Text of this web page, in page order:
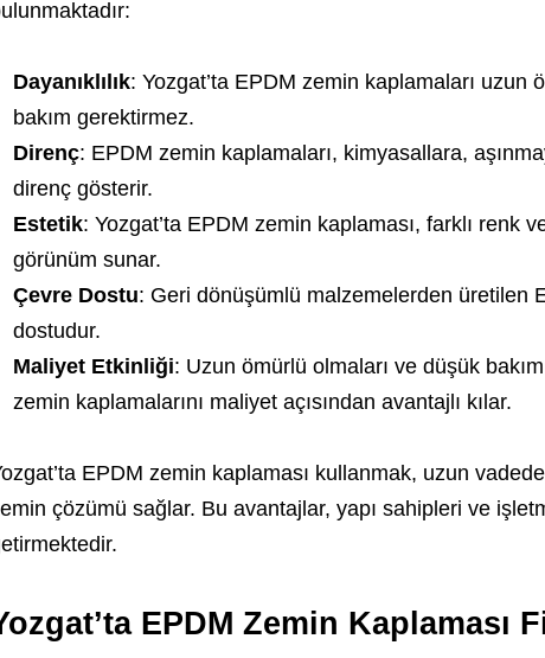
Dayanıklılık: Yozgat’ta EPDM zemin kaplamaları uzun
bakım gerektirmez.
Direnç: EPDM zemin kaplamaları, kimyasallara,
direnç gösterir.
Estetik: Yozgat’ta EPDM zemin kaplaması, farklı renk
görünüm sunar.
Çevre Dostu: Geri dönüşümlü malzemelerden üretilen
dostudur.
Maliyet Etkinliği: Uzun ömürlü olmaları ve düşük
zemin kaplamalarını maliyet açısından avantajlı kılar.
EPDM zemin kaplaması kullanmak, uzun
çözümü sağlar. Bu avantajlar, yapı sahipleri ve
EPDM Zemin Kaplaması